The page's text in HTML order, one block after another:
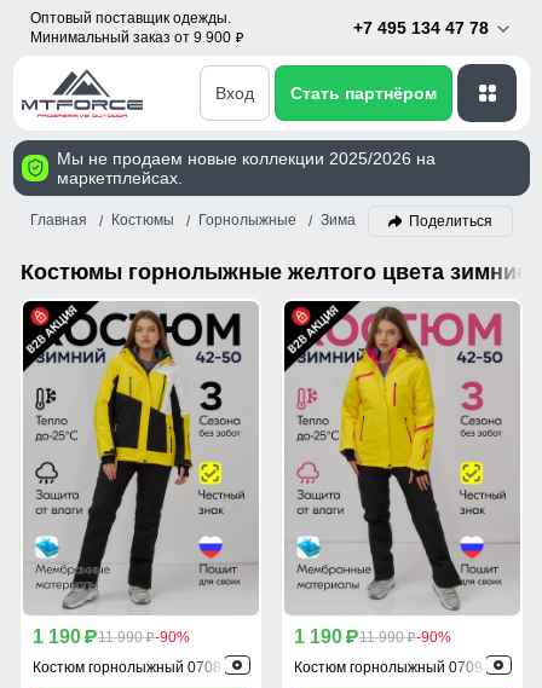
Оптовый поставщик одежды.
Минимальный заказ от 9 900 p
+7 495 134 47 78
Вход Стать партнёром
Мы не продаем новые коллекции 2025/2026 на
маркетплейсах.
Главная Костюмы Горнолыжные Зима ЖелтыйПоделиться
Костюмы горнолыжные желтого цвета зимние
1 190 p11 990 p-90%
Костюм горнолыжный 07081J
1 190 p11 990 p-90%
Костюм горнолыжный 07091J